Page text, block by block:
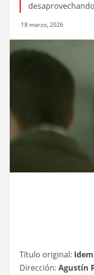
18 marzo, 2026
Título original: Idem
Dirección: Agustín